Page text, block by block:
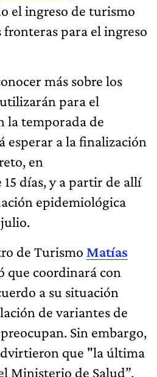
el ingreso de turismo
para el ingreso
más sobre los
para el
la temporada de
esperar a la finalización
en
días, y a partir de allí
epidemiológica
julio.
de Turismo Matías
que coordinará con
a su situación
de variantes de
Sin embargo,
que "la última
Ministerio de Salud”.